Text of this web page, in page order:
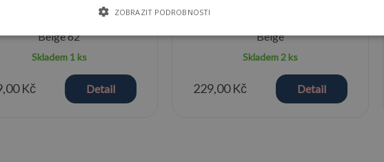
Beige 62
Skladem 1 ks
Kč Detail
Beige
Skladem 2 ks
229,00 Kč Detail
ZOBRAZIT PODROBNOSTI